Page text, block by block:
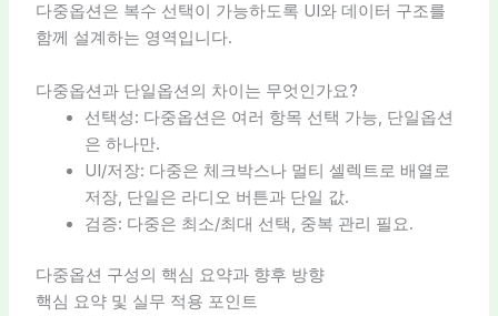
다중옵션은 복수 선택이 가능하도록 UI와 데이터 구조를
함께 설계하는 영역입니다.
다중옵션과 단일옵션의 차이는 무엇인가요?
선택성: 다중옵션은 여러 항목 선택 가능, 단일옵션
은 하나만.
UI/저장: 다중은 체크박스나 멀티 셀렉트로 배열로
저장, 단일은 라디오 버튼과 단일 값.
검증: 다중은 최소/최대 선택, 중복 관리 필요.
다중옵션 구성의 핵심 요약과 향후 방향
핵심 요약 및 실무 적용 포인트